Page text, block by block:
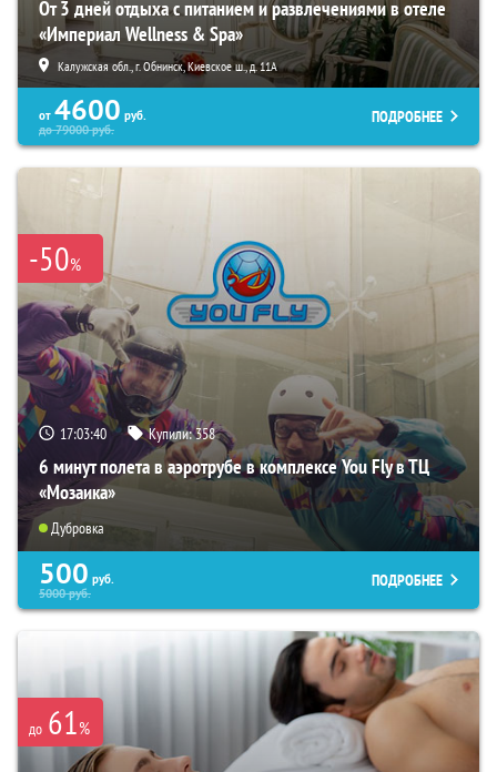
От 3 дней отдыха с питанием и развлечениями в отеле
«Империал Wellness & Spa»
Калужская обл., г. Обнинск, Киевское ш., д. 11А
от 4600 руб.
до79000руб.
ПОДРОБНЕЕ
-50%
17:03:39 Купили:358
6 минут полета в аэротрубе в комплексе You Fly в ТЦ
«Мозаика»
Дубровка
500 руб.
5000руб.
ПОДРОБНЕЕ
до 61%